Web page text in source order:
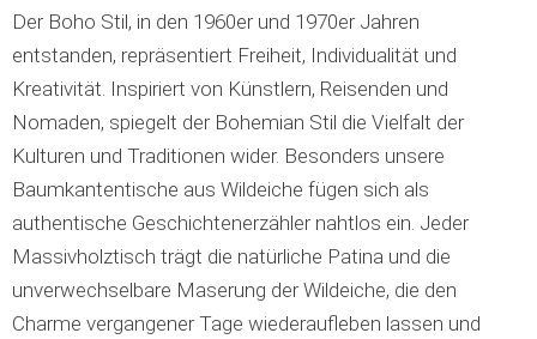
Der Boho Stil, in den 1960er und 1970er Jahren
entstanden, repräsentiert Freiheit, Individualität und
Kreativität. Inspiriert von Künstlern, Reisenden und
Nomaden, spiegelt der Bohemian Stil die Vielfalt der
Kulturen und Traditionen wider. Besonders unsere
Baumkantentische aus Wildeiche fügen sich als
authentische Geschichtenerzähler nahtlos ein. Jeder
Massivholztisch trägt die natürliche Patina und die
unverwechselbare Maserung der Wildeiche, die den
Charme vergangener Tage wiederaufleben lassen und